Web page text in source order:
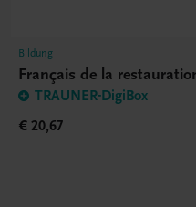
Bildung
Français de la
TRAUNER-DigiBox
€ 20,67